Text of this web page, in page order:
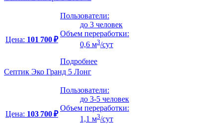
Цена: 101 700 ₽
Пользователи:
до 3 человек
Объем переработки:
0,6 м3/сут
Подробнее
Септик Эко Гранд 5 Лонг
Цена: 103 700 ₽
Пользователи:
до 3-5 человек
Объем переработки:
1,1 м3/сут